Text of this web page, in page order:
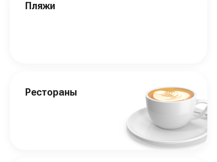
Пляжи
Рестораны